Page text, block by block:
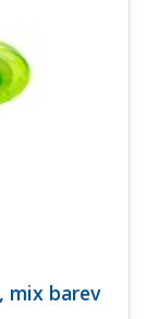
mix barev